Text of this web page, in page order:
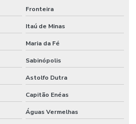
Fronteira
Itaú de Minas
Maria da Fé
Sabinópolis
Astolfo Dutra
Capitão Enéas
Águas Vermelhas